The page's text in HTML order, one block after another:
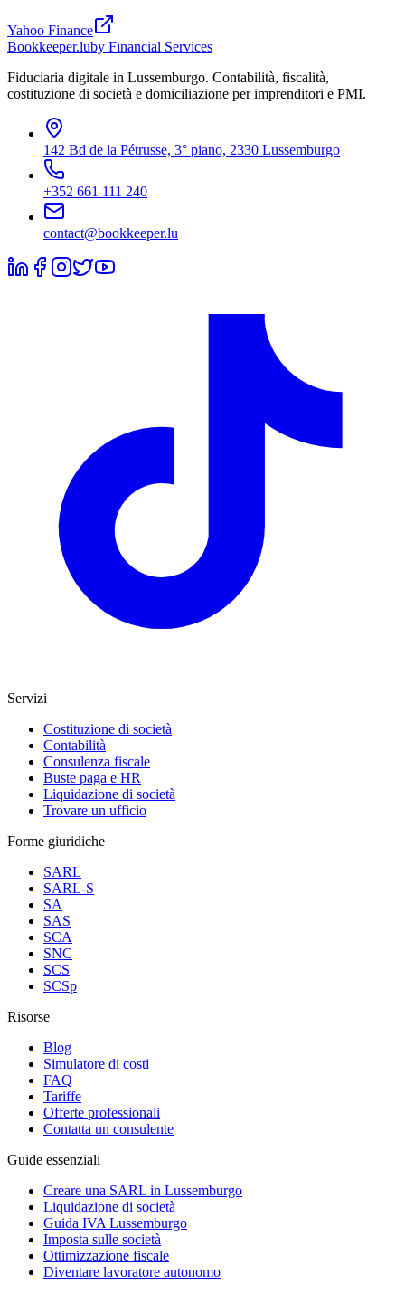
Yahoo Finance
Bookkeeper.luby Financial Services
Fiduciaria digitale in Lussemburgo. Contabilità, fiscalità,
costituzione di società e domiciliazione per imprenditori e PMI.
142 Bd de la Pétrusse, 3° piano, 2330 Lussemburgo
+352 661 111 240
contact@bookkeeper.lu
Servizi
Costituzione di società
Contabilità
Consulenza fiscale
Buste paga e HR
Liquidazione di società
Trovare un ufficio
Forme giuridiche
SARL
SARL-S
SA
SAS
SCA
SNC
SCS
SCSp
Risorse
Blog
Simulatore di costi
FAQ
Tariffe
Offerte professionali
Contatta un consulente
Guide essenziali
Creare una SARL in Lussemburgo
Liquidazione di società
Guida IVA Lussemburgo
Imposta sulle società
Ottimizzazione fiscale
Diventare lavoratore autonomo